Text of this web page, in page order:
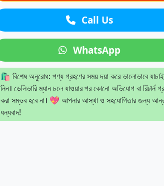
Call Us
WhatsApp
🛍 বিশেষ অনুরোধ: পণ্য গ্রহণের সময় দয়া করে ভালোভাবে
নিন। ডেলিভারি ম্যান চলে যাওয়ার পর কোনো অভিযোগ বা রিটার্ন
করা সম্ভব হবে না। 💖 আপনার আস্থা ও সহযোগিতার জন্য
ধন্যবাদ!